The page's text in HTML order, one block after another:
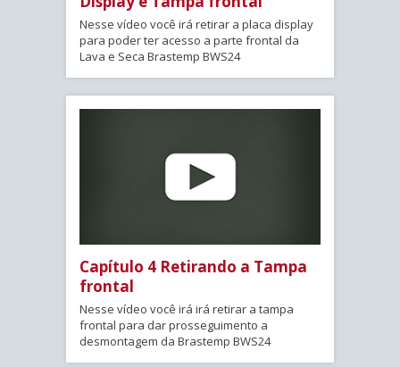
Nesse vídeo você irá retirar a placa display
para poder ter acesso a parte frontal da
Lava e Seca Brastemp BWS24
Capítulo 4 Retirando a Tampa
frontal
Nesse vídeo você irá irá retirar a tampa
frontal para dar prosseguimento a
desmontagem da Brastemp BWS24